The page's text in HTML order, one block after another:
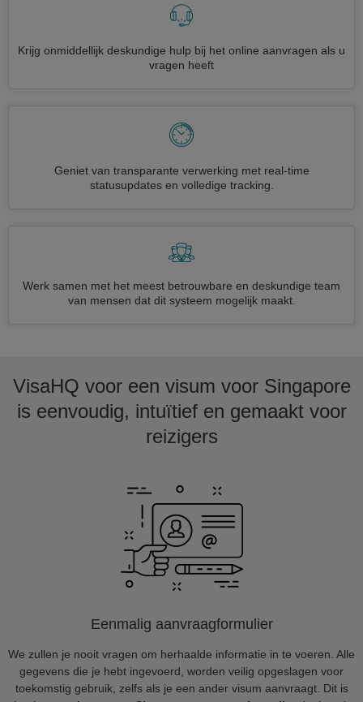
Krijg onmiddellijk deskundige hulp bij het online aanvragen als u
vragen heeft
Geniet van transparante verwerking met real-time
statusupdates en volledige tracking.
Werk samen met het meest betrouwbare en deskundige team
van mensen dat dit systeem mogelijk maakt.
VisaHQ voor een visum voor Singapore
is eenvoudig, intuïtief en gemaakt voor
reizigers
Eenmalig aanvraagformulier
We zullen je nooit vragen om herhaalde informatie in te voeren. Alle
gegevens die je hebt ingevoerd, worden veilig opgeslagen voor
toekomstig gebruik, zelfs als je een ander visum aanvraagt. Dit is